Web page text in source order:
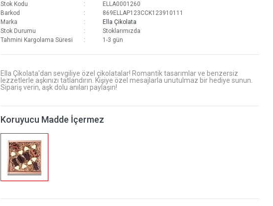
Stok Kodu
ELLA0001260
Barkod
869ELLAP123CCK123910111
Marka
Ella Çikolata
Stok Durumu
Stoklarımızda
Tahmini Kargolama Süresi
1-3 gün
Ella Çikolata'dan sevgiliye özel çikolatalar! Romantik tasarımlar ve benzersiz
lezzetlerle aşkınızı tatlandırın. Kişiye özel mesajlarla unutulmaz bir hediye sunun.
Sipariş verin, aşk dolu anıları paylaşın!
Koruyucu Madde İçermez